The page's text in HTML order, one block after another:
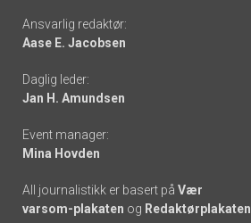
Footer
-
links
Ansvarlig redaktør:
Aase E. Jacobsen
Daglig leder:
Jan H. Amundsen
Event manager:
Mina Hovden
All journalistikk er basert på Vær
varsom-plakaten og Redaktørplakaten